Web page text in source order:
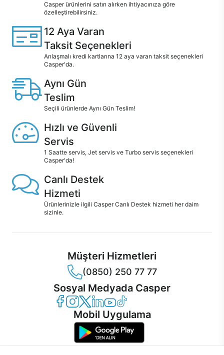
Casper ürünlerini satın alırken ihtiyacınıza göre
özelleştirebilirsiniz.
12 Aya Varan
Taksit Seçenekleri
Anlaşmalı kredi kartlarına 12 aya varan taksit seçenekleri
Casper'da.
Aynı Gün
Teslim
Seçili ürünlerde Aynı Gün Teslim!
Hızlı ve Güvenli
Servis
1 Saatte servis, Jet servis ve Turbo servis seçenekleri
Casper'da!
Canlı Destek
Hizmeti
Ürünlerinizle ilgili Casper Canlı Destek hizmeti her daim
sizinle.
Müşteri Hizmetleri
(0850) 250 77 77
Sosyal Medyada Casper
Casper Facebook
Casper Instagram
Casper Twitter
Casper LinkedIn
Casper YouTube
Casper TikTok
Mobil Uygulama